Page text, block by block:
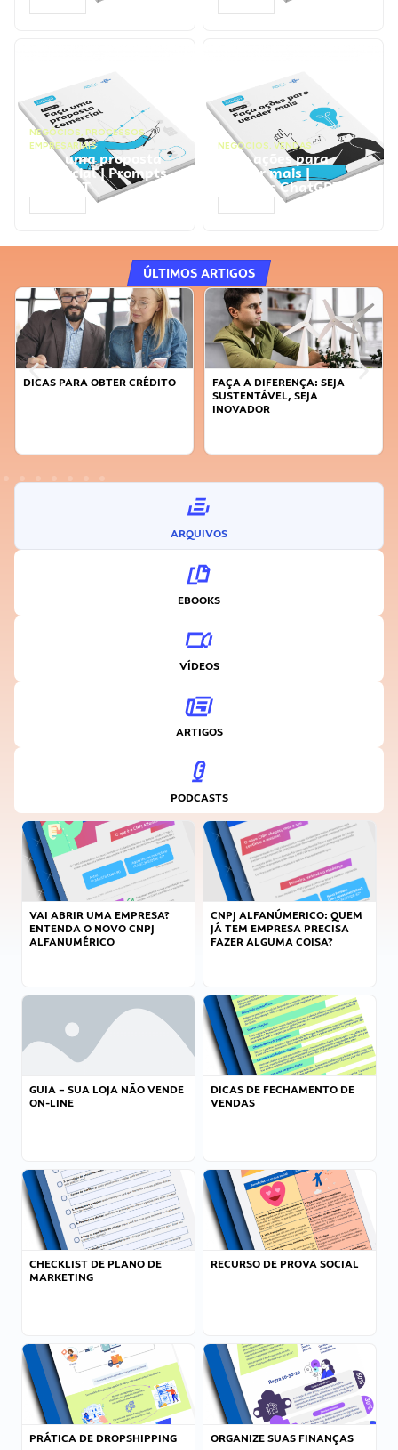
NEGÓCIOS, PROCESSOS
EMPRESARIAIS
Faça uma proposta
comercial | Prompts
ChatGPT
NEGÓCIOS, VENDAS
Faça ações para
vender mais |
Prompts ChatGPT
ÚLTIMOS ARTIGOS
DICAS PARA OBTER CRÉDITO
FAÇA A DIFERENÇA: SEJA
SUSTENTÁVEL, SEJA
INOVADOR
ARQUIVOS
EBOOKS
VÍDEOS
ARTIGOS
PODCASTS
VAI ABRIR UMA EMPRESA?
ENTENDA O NOVO CNPJ
ALFANUMÉRICO
CNPJ ALFANÚMERICO: QUEM
JÁ TEM EMPRESA PRECISA
FAZER ALGUMA COISA?
GUIA – SUA LOJA NÃO VENDE
ON-LINE
DICAS DE FECHAMENTO DE
VENDAS
CHECKLIST DE PLANO DE
MARKETING
RECURSO DE PROVA SOCIAL
PRÁTICA DE DROPSHIPPING ORGANIZE SUAS FINANÇAS